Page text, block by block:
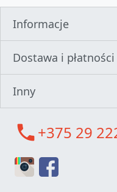
Informacje
Dostawa i płatności
Inny
call+375 29